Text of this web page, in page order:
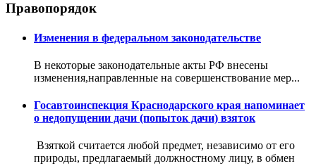
Правопорядок
Изменения в федеральном законодательстве
В некоторые законодательные акты РФ внесены
изменения,направленные на совершенствование мер...
Госавтоинспекция Краснодарского края напоминает
о недопущении дачи (попыток дачи) взяток
Взяткой считается любой предмет, независимо от его
природы, предлагаемый должностному лицу, в обмен